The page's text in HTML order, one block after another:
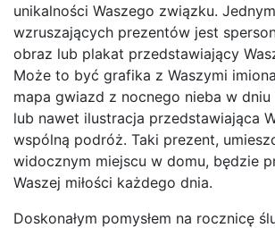
unikalności Waszego związku.
wzruszających prezentów jest
obraz lub plakat przedstawiający
Może to być grafika z Waszymi
mapa gwiazd z nocnego nieba w dniu
lub nawet ilustracja przedstawiająca
wspólną podróż. Taki prezent,
widocznym miejscu w domu, będzie
Waszej miłości każdego dnia.
Doskonałym pomysłem na rocznicę